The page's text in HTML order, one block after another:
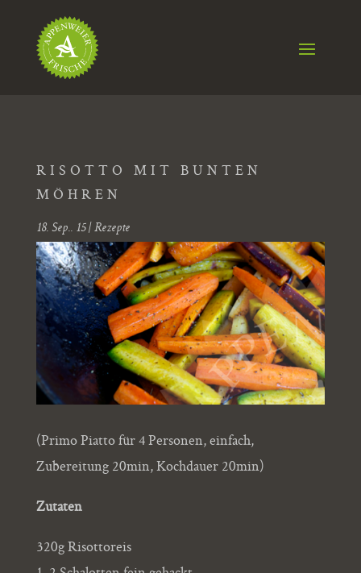
RISOTTO MIT BUNTEN
MÖHREN
18. Sep.. 15| Rezepte
(Primo Piatto für 4 Personen, einfach,
Zubereitung 20min, Kochdauer 20min)
Zutaten
320g Risottoreis